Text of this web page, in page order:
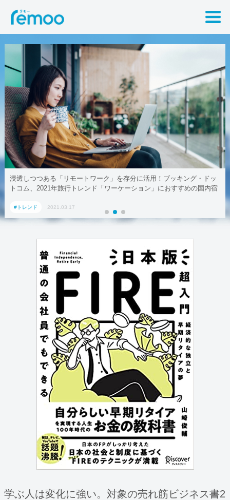
ーク」を存分に活用！ブッキング・ドッ
「ワーケーション」におすすめの国内宿
テレワークでも取引先に贈
学ぶ人は変化に強い。対象の売れ筋ビジネス書2